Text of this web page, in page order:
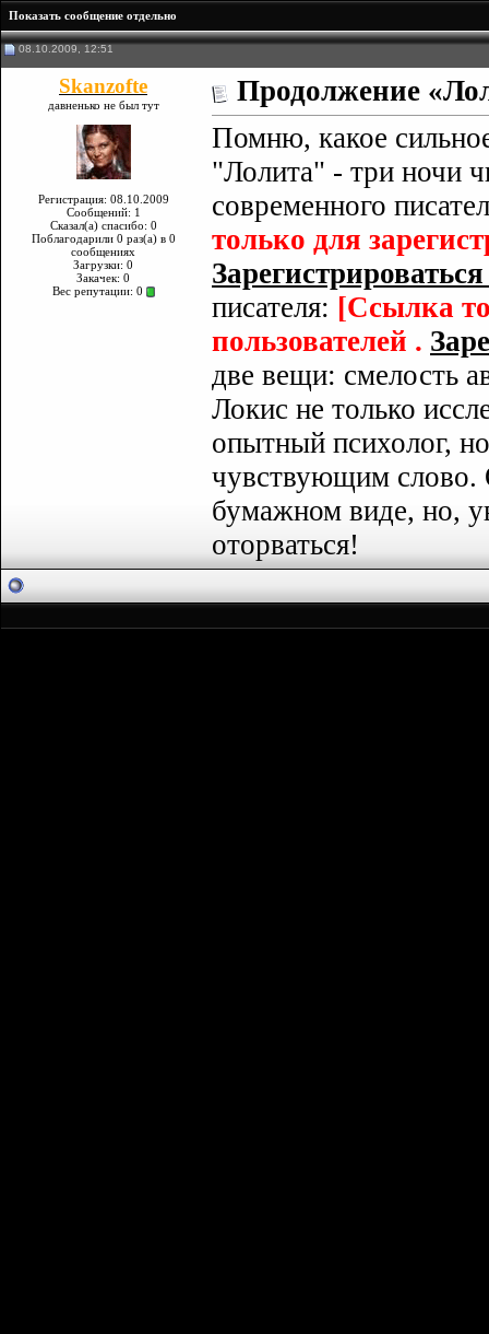
Показать сообщение отдельно
08.10.2009, 12:51
Skanzofte
давненько не был тут
Регистрация: 08.10.2009
Сообщений: 1
Сказал(а) спасибо: 0
Поблагодарили 0 раз(а) в 0
сообщениях
Загрузки: 0
Закачек: 0
Вес репутации: 0
Продолжение
Помню, какое
"Лолита" - три ночи
современного
только для
писателя: [Ссылка
пользователей .
две вещи: смелость
Локис не только
опытный психолог,
чувствующим слово.
бумажном виде, но,
оторваться!